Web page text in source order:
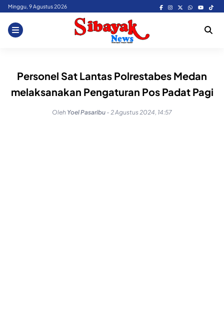
Skip
content
Minggu, 9 Agustus 2026
Personel Sat Lantas Polrestabes Medan
melaksanakan Pengaturan Pos Padat Pagi
Oleh Yoel Pasaribu - 2 Agustus 2024, 14:57